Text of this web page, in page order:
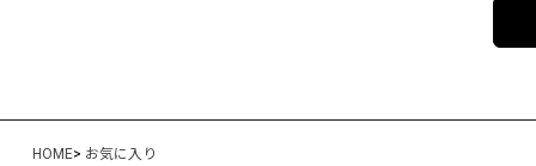
HOME> お気に入り